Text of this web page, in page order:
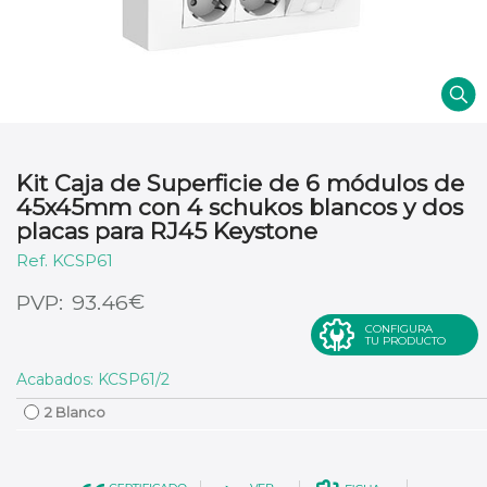
Kit Caja de Superficie de 6 módulos de
45x45mm con 4 schukos blancos y dos
placas para RJ45 Keystone
93.46€
KCSP61
CONFIGURA
TU PRODUCTO
Acabados: KCSP61/2
2 Blanco